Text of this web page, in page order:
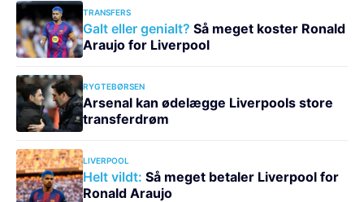
TRANSFERS
Galt eller genialt? Så meget koster Ronald
Araujo for Liverpool
RYGTEBØRSEN
Arsenal kan ødelægge Liverpools store
transferdrøm
LIVERPOOL
Helt vildt: Så meget betaler Liverpool for
Ronald Araujo